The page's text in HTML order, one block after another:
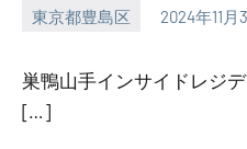
東京都豊島区 2024年11月
SEZIMO
巣鴨山手インサイドレジデ
[…]